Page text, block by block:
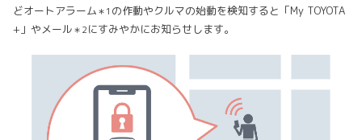
どオートアラーム＊1 の作動やクルマの始動を検知すると「My TOYOTA
+」やメール＊2にすみやかにお知らせします。